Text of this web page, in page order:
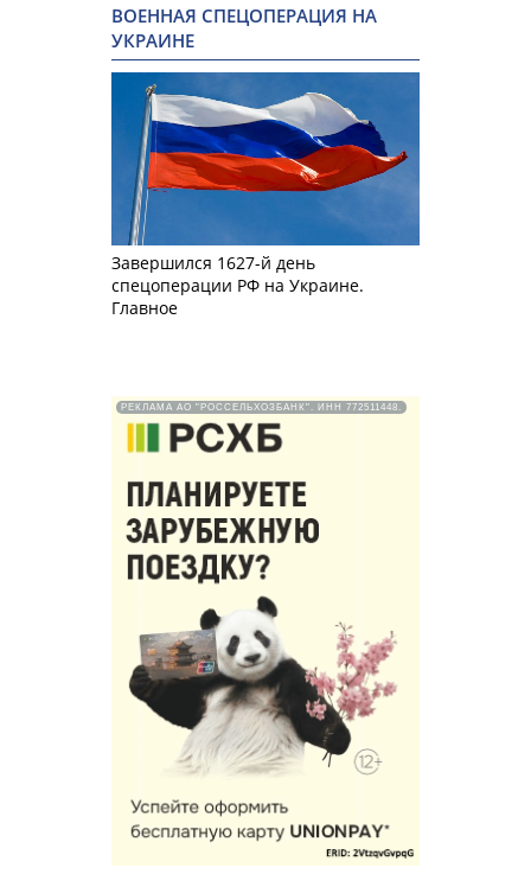
ВОЕННАЯ СПЕЦОПЕРАЦИЯ НА
УКРАИНЕ
Завершился 1627-й день
спецоперации РФ на Украине.
Главное
РЕКЛАМА АО "РОССЕЛЬХОЗБАНК". ИНН 772511448.